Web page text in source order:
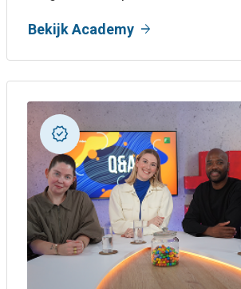
Bekijk Academy arrow_forward
new_releases